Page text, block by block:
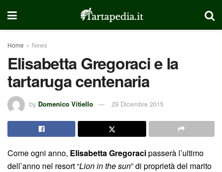
Home News
Elisabetta Gregoraci e la
tartaruga centenaria
by Domenico Vitiello 29 Dicembre 2015
Come ogni anno, Elisabetta Gregoracipasserà l’ultimo
dell’anno nel resort “Lion in the sun” di proprietà del marito